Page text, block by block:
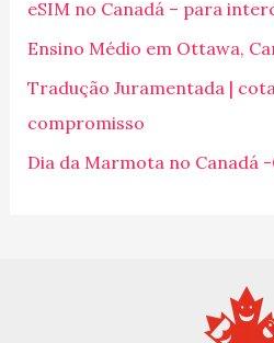
a
r
p
o
r
eSIM no Canadá – para
Ensino Médio em Ottawa,
Tradução Juramentada |
compromisso
Dia da Marmota no Canadá